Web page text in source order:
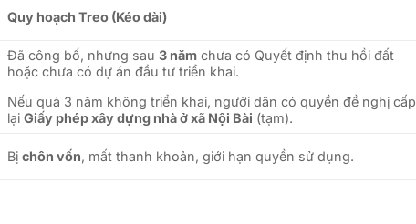
Quy hoạch Treo (Kéo dài)
Đã công bố, nhưng sau3 năm chưa có Quyết định thu hồi đất
hoặc chưa có dự án đầu tư triển khai.
Nếu quá 3 năm không triển khai, người dân có quyền đề nghị cấp
lạiGiấy phép xây dựng nhà ở xã Nội Bài (tạm).
Bịchôn vốn, mất thanh khoản, giới hạn quyền sử dụng.